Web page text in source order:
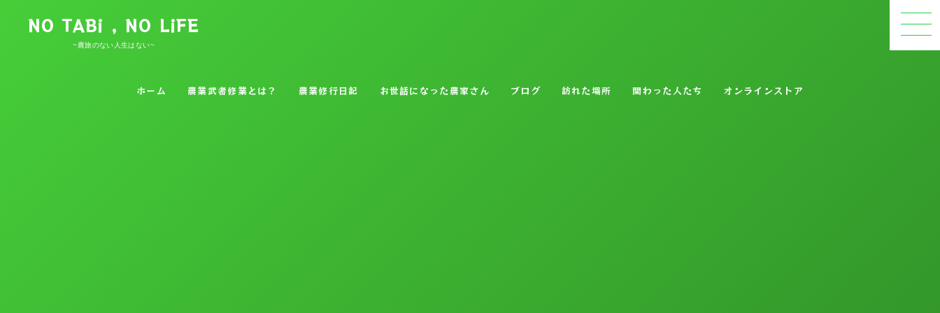
NO TABi , NO LiFE
~農旅のない人生はない~
ホーム 農業武者修業とは？ 農業修行日記 お世話になった農家さん ブログ 訪れた場所 関わった人たち オンラインストア